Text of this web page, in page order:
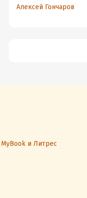
Алексей Гончаров
MyBook и Литрес